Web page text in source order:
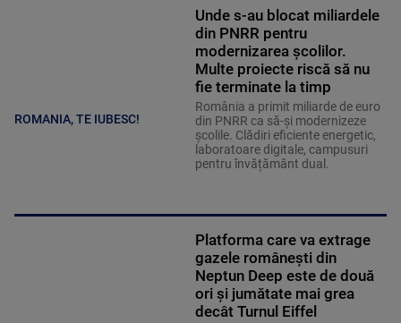
ROMANIA, TE IUBESC!
Unde s-au blocat miliardele
din PNRR pentru
modernizarea școlilor.
Multe proiecte riscă să nu
fie terminate la timp
România a primit miliarde de euro
din PNRR ca să-și modernizeze
școlile. Clădiri eficiente energetic,
laboratoare digitale, campusuri
pentru învățământ dual.
Platforma care va extrage
gazele românești din
Neptun Deep este de două
ori și jumătate mai grea
decât Turnul Eiffel